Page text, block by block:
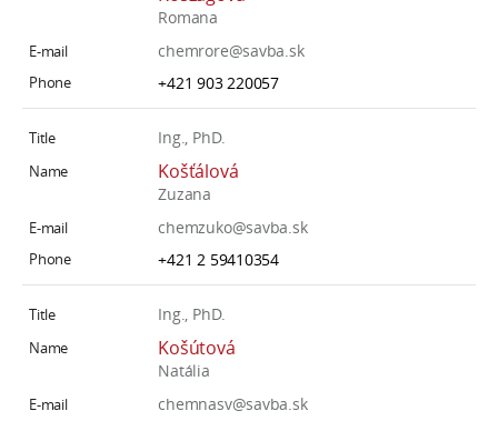
Romana
chemrore@savba.sk
+421 903 220057
Ing., PhD.
Košťálová
Zuzana
chemzuko@savba.sk
+421 2 59410354
Ing., PhD.
Košútová
Natália
chemnasv@savba.sk